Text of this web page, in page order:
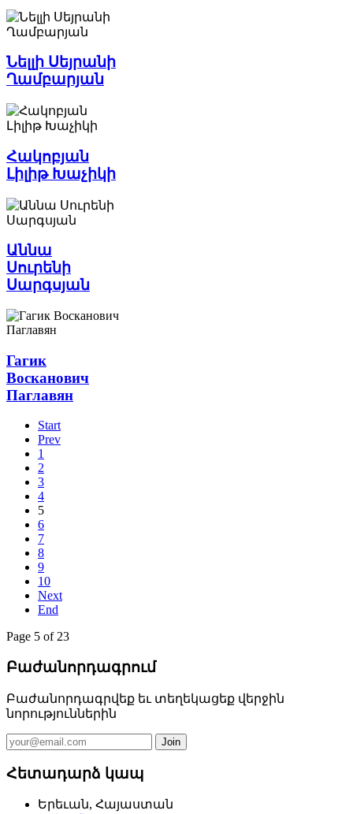
Նելլի Սեյրանի
Ղամբարյան
Հակոբյան
Լիլիթ Խաչիկի
Աննա
Սուրենի
Սարգսյան
Гагик
Восканович
Паглавян
Start
Prev
1
2
3
4
5
6
7
8
9
10
Next
End
Page 5 of 23
Բաժանորդագրում
Բաժանորդագրվեք եւ տեղեկացեք վերջին
նորություններին
Հետադարձ կապ
Երեւան, Հայաստան